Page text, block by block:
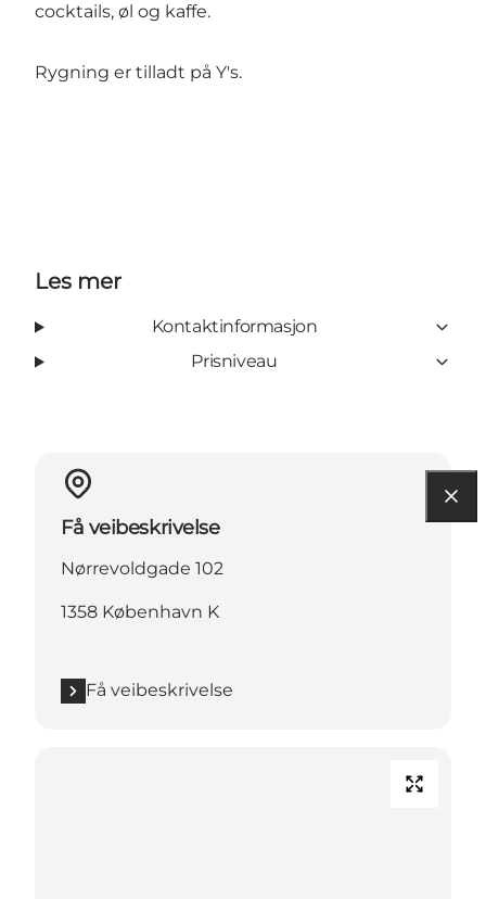
cocktails, øl og kaffe.
Rygning er tilladt på Y's.
Les mer
Kontaktinformasjon
Prisniveau
Få veibeskrivelse
Nørrevoldgade 102
1358 København K
Få veibeskrivelse